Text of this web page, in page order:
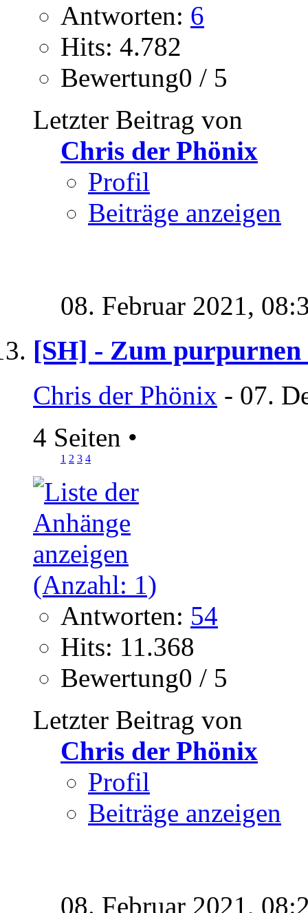
Antworten: 6
Hits: 4.782
Bewertung0 / 5
Letzter Beitrag von
Chris der Phönix
Profil
Beiträge anzeigen
08. Februar 2021,
[SH] - Zum purpurnen
Chris der Phönix - 07.
4 Seiten •
1 2 3 4
Antworten: 54
Hits: 11.368
Bewertung0 / 5
Letzter Beitrag von
Chris der Phönix
Profil
Beiträge anzeigen
08. Februar 2021,